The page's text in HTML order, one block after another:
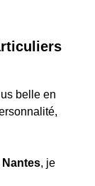
belle en
, je